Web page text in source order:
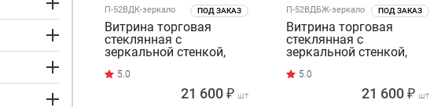
ПОД ЗАКАЗ
П-52ВДК-зеркало
Витрина торговая
стеклянная с
зеркальной стенкой,
бамбук
21 600 ₽ шт
ПОД ЗАКАЗ
П-52ВДБЖ-зеркало
Витрина торговая
стеклянная с
зеркальной стенкой,
21 600 ₽ шт